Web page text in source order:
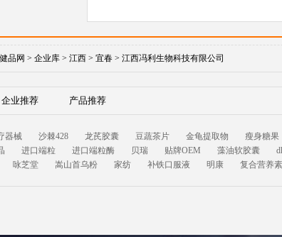
品网 > 企业库 > 江西 > 宜春 > 江西冯利生物科技有限公司
企业推荐 产品推荐
器械 沙棘428 龙芪胶囊 豆蔬茶片 金龟提取物 瘦身糖果
进口端粒 进口端粒酶 贝瑞 贴牌OEM 藻油软胶囊
咏芝堂 嵩山首乌粉 家纺 补铁口服液 明康 复合营养素